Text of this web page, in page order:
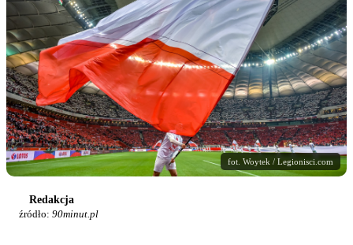
fot. Woytek / Legionisci.com
Redakcja
źródło: 90minut.pl